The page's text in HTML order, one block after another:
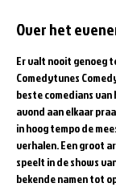
Over het
Er valt nooit genoeg
Comedytunes
beste comedians van
avond aan elkaar
in hoog tempo de
verhalen. Een groot
speelt in de shows
bekende namen tot